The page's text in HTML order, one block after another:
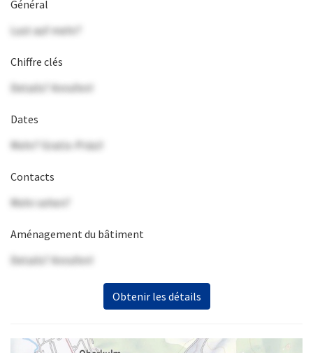
Général
Lust auf mehr?
Chiffre clés
Details? Anrufen!
Dates
Mehr? Gratis-Präsi!
Contacts
Mehr sehen?
Aménagement du bâtiment
Details? Anrufen!
Obtenir les détails